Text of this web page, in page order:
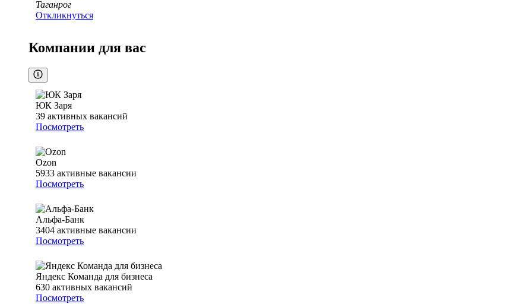
Таганрог
Откликнуться
Компании для вас
ЮК Заря
39 активных вакансий
Посмотреть
Ozon
5933 активные вакансии
Посмотреть
Альфа-Банк
3404 активные вакансии
Посмотреть
Яндекс Команда для бизнеса
630 активных вакансий
Посмотреть